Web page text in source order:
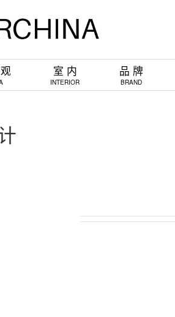
室 内
INTERIOR
品 牌
BRAND